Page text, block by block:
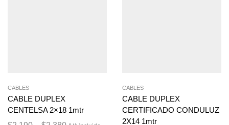
CABLES
CABLE DUPLEX
CENTELSA 2×18 1mtr
CABLES
CABLE DUPLEX
CERTIFICADO CONDULUZ
2X14 1mtr